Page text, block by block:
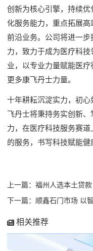
创新为核心引擎，持续
化服务能力，重点拓展
前沿业务。公司将进一
力，致力于成为医疗科技
业，以专业力量赋能医
更多康飞丹士力量。
十年耕耘沉淀实力，初
飞丹士将秉持务实创新
力，在医疗科技服务赛
的服务，书写科技赋能健
上一篇：福州人选本土贷
下一篇：顺鑫石门市场 以
相关推荐